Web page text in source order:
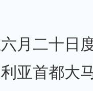
月二十日
亚首都大